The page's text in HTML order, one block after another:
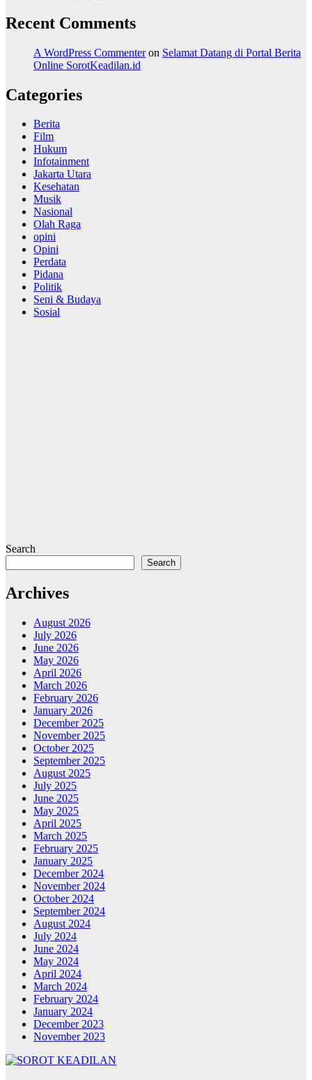
Recent Comments
A WordPress Commenteron Selamat Datang di Portal Berita
Online SorotKeadilan.id
Categories
Berita
Film
Hukum
Infotainment
Jakarta Utara
Kesehatan
Musik
Nasional
Olah Raga
opini
Opini
Perdata
Pidana
Politik
Seni & Budaya
Sosial
Search
Search
Archives
August 2026
July 2026
June 2026
May 2026
April 2026
March 2026
February 2026
January 2026
December 2025
November 2025
October 2025
September 2025
August 2025
July 2025
June 2025
May 2025
April 2025
March 2025
February 2025
January 2025
December 2024
November 2024
October 2024
September 2024
August 2024
July 2024
June 2024
May 2024
April 2024
March 2024
February 2024
January 2024
December 2023
November 2023